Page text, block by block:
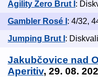
Agility Zero Brut I :
Gambler Rosé I : 4/32,
Jumping Brut I :
Jakubčovice nad
Aperitiv, 29. 08.